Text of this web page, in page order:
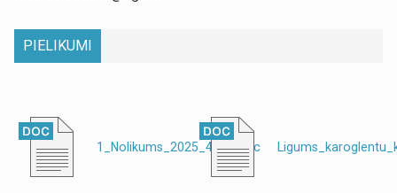
PIELIKUMI
1_Nolikums_2025_4_RS.doc